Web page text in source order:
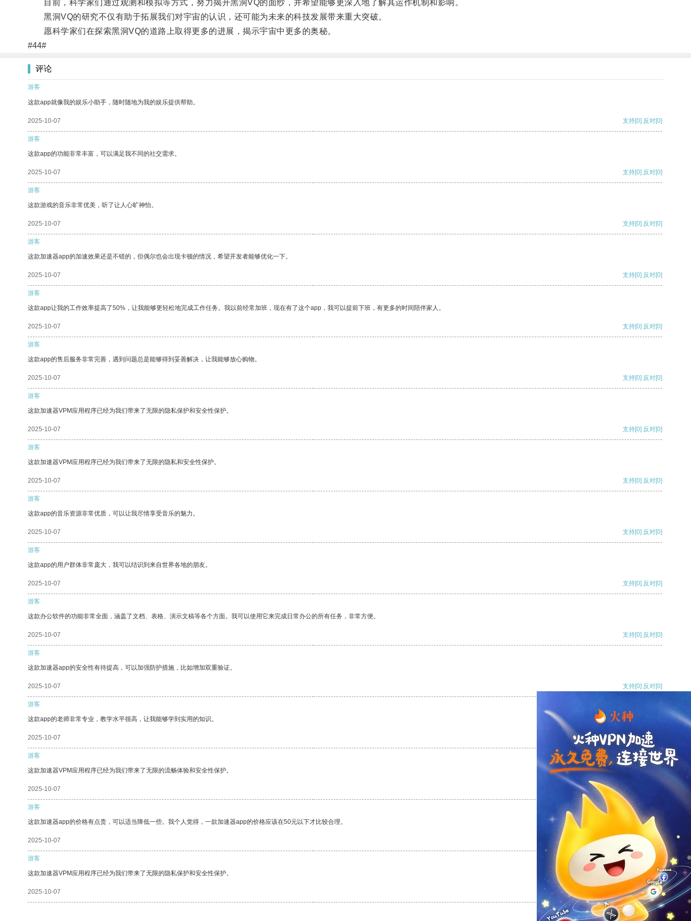
目前，科学家们通过观测和模拟等方式，努力揭开黑洞VQ的面纱，并希望能够更深入地了解其运作机制和影响。
黑洞VQ的研究不仅有助于拓展我们对宇宙的认识，还可能为未来的科技发展带来重大突破。
愿科学家们在探索黑洞VQ的道路上取得更多的进展，揭示宇宙中更多的奥秘。
#44#
评论
游客
这款app就像我的娱乐小助手，随时随地为我的娱乐提供帮助。
2025-10-07 支持[0] 反对[0]
游客
这款app的功能非常丰富，可以满足我不同的社交需求。
2025-10-07 支持[0] 反对[0]
游客
这款游戏的音乐非常优美，听了让人心旷神怡。
2025-10-07 支持[0] 反对[0]
游客
这款加速器app的加速效果还是不错的，但偶尔也会出现卡顿的情况，希望开发者能够优化一下。
2025-10-07 支持[0] 反对[0]
游客
这款app让我的工作效率提高了50%，让我能够更轻松地完成工作任务。我以前经常加班，现在有了这个app，我可以提前下班，有更多的时间陪伴家人。
2025-10-07 支持[0] 反对[0]
游客
这款app的售后服务非常完善，遇到问题总是能够得到妥善解决，让我能够放心购物。
2025-10-07 支持[0] 反对[0]
游客
这款加速器VPM应用程序已经为我们带来了无限的隐私保护和安全性保护。
2025-10-07 支持[0] 反对[0]
游客
这款加速器VPM应用程序已经为我们带来了无限的隐私和安全性保护。
2025-10-07 支持[0] 反对[0]
游客
这款app的音乐资源非常优质，可以让我尽情享受音乐的魅力。
2025-10-07 支持[0] 反对[0]
游客
这款app的用户群体非常庞大，我可以结识到来自世界各地的朋友。
2025-10-07 支持[0] 反对[0]
游客
这款办公软件的功能非常全面，涵盖了文档、表格、演示文稿等各个方面。我可以使用它来完成日常办公的所有任务，非常方便。
2025-10-07 支持[0] 反对[0]
游客
这款加速器app的安全性有待提高，可以加强防护措施，比如增加双重验证。
2025-10-07 支持[0] 反对[0]
游客
这款app的老师非常专业，教学水平很高，让我能够学到实用的知识。
2025-10-07 支持[0] 反对
游客
这款加速器VPM应用程序已经为我们带来了无限的流畅体验和安全性保护。
2025-10-07 支持
游客
这款加速器app的价格有点贵，可以适当降低一些。我个人觉得，一款加速器app的价格应该在50元以下才比较合理。
2025-10-07 反对 [0]
游客
这款加速器VPM应用程序已经为我们带来了无限的隐私保护和安全性保护。
2025-10-07 支持[0] 反对[0]